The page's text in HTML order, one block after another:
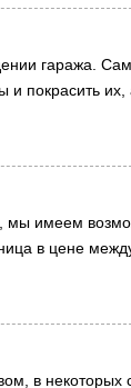
гаража.
и покрасить
имеем
в цене
в